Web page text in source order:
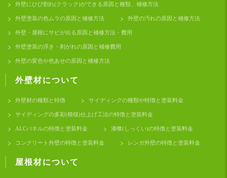
外壁にひび割れ(クラック)ができる原因と種類、補修方法
外壁塗装の色ムラの原因と補修方法 外壁の汚れの原因と補修方法
外壁・屋根にサビが出る原因と補修方法・費用
外壁塗装の浮き・剥がれの原因と補修費用
外壁の変色や色あせの原因と補修方法
外壁材について
外壁材の種類と特徴 サイディングの種類や特徴と塗装料金
サイディングの多彩(模様)仕上げ工法の特徴と塗装料金
ALCパネルの特徴と塗装料金 漆喰(しっくい)の特徴と塗装料金
コンクリート外壁の特徴と塗装料金 レンガ外壁の特徴と塗装料金
屋根材について